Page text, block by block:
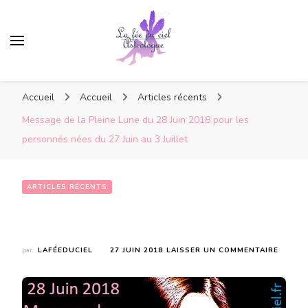
Accueil Accueil
Articles récents
Message de la Pleine Lune du 28 Juin 2018 pour les
personnés nées du 27 Juin au 3 Juillet
ARTICLES RÉCENTS
par LAFÉEDUCIEL 27 JUIN 2018 LAISSER UN COMMENTAIRE
LA
PLEINE